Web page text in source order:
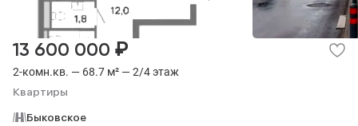
2-комн.кв. — 68.7 м² — 2/4 этаж
Квартиры
13 600 000 ₽
Быковское